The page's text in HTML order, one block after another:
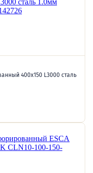
400х150 L3000 сталь